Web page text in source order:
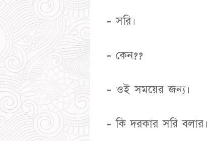
- সরি।
- কেন??
- ওই সময়ের জন্য।
- কি দরকার সরি বলার।